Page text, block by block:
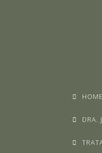
HOME
DRA.